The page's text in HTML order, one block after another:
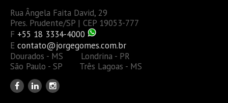
Rua Ângela Faita David, 29
Pres. Prudente/SP | CEP 19053-777
F +55 18 3334-4000
E contato@jorgegomes.com.br
Dourados - MS Londrina - PR
São Paulo - SP Três Lagoas - MS